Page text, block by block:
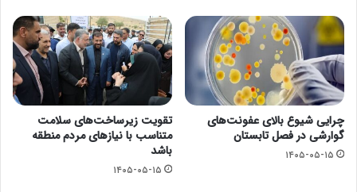
چرایی شیوع بالای عفونت‌های
گوارشی در فصل تابستان
۱۴۰۵-۰۵-۱۵
تقویت زیرساخت‌های سلامت
متناسب با نیازهای مردم منطقه
باشد
۱۴۰۵-۰۵-۱۵